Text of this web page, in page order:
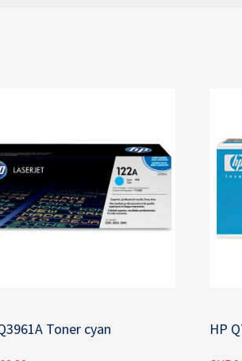
Toner cyan HP